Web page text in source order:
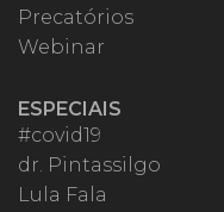
Precatórios
Webinar
ESPECIAIS
#covid19
dr. Pintassilgo
Lula Fala